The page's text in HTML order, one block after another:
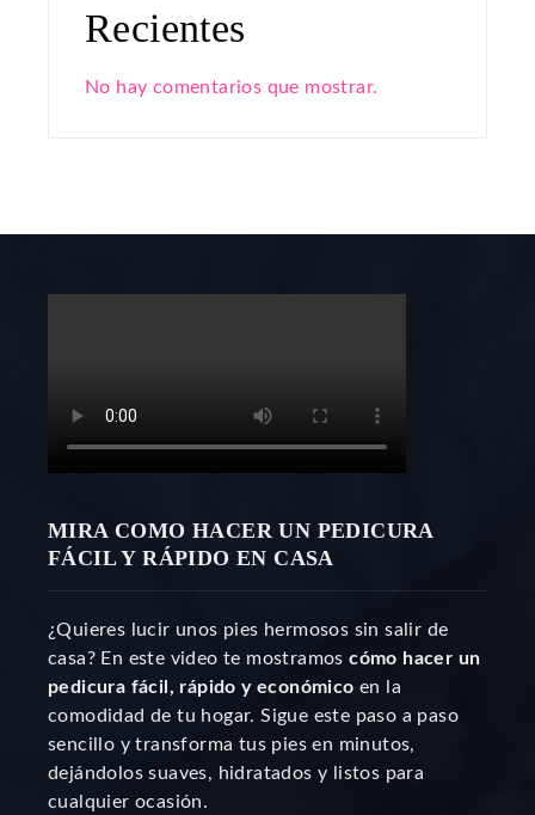
Recientes
No hay comentarios que mostrar.
MIRA COMO HACER UN PEDICURA
FÁCIL Y RÁPIDO EN CASA
¿Quieres lucir unos pies hermosos sin salir de
casa? En este video te mostramoscómo hacer un
pedicura fácil, rápido y económico en la
comodidad de tu hogar. Sigue este paso a paso
sencillo y transforma tus pies en minutos,
dejándolos suaves, hidratados y listos para
cualquier ocasión.